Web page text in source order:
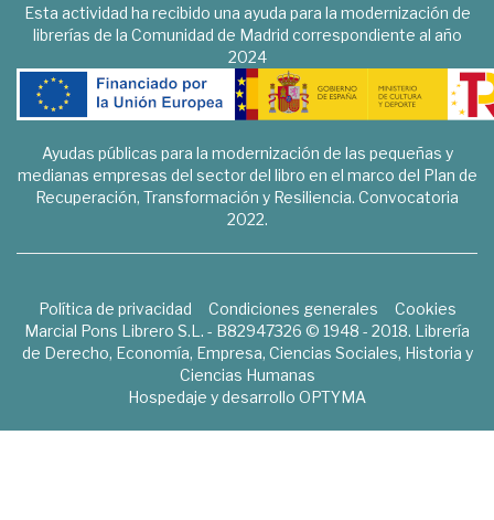
Esta actividad ha recibido una ayuda para la modernización de
librerías de la Comunidad de Madrid correspondiente al año
2024
Ayudas públicas para la modernización de las pequeñas y
medianas empresas del sector del libro en el marco del Plan de
Recuperación, Transformación y Resiliencia. Convocatoria
2022.
Política de privacidad Condiciones generales
Cookies
Marcial Pons Librero S.L. - B82947326 © 1948 - 2018. Librería
de Derecho, Economía, Empresa, Ciencias Sociales, Historia y
Ciencias Humanas
Hospedaje y desarrollo OPTYMA